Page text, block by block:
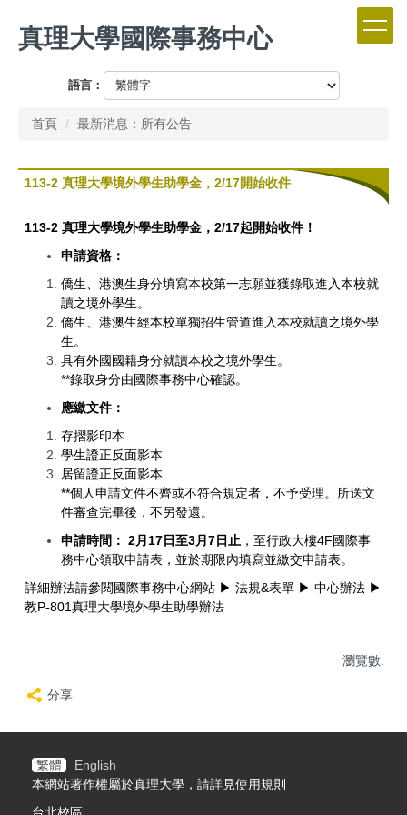
到
主真理大學國際事務中心
語言：
首頁 最新消息：所有公告
113-2 真理大學境外學生助學金，2/17開始收件
113-2 真理大學境外學生助學金，2/17起開始收件！
申請資格：
僑生、港澳生身分填寫本校第一志願並獲錄取進入本校就
讀之境外學生。
僑生、港澳生經本校單獨招生管道進入本校就讀之境外學
生。
具有外國國籍身分就讀本校之境外學生。
**錄取身分由國際事務中心確認。
應繳文件：
存摺影印本
學生證正反面影本
居留證正反面影本
**個人申請文件不齊或不符合規定者，不予受理。所送文
件審查完畢後，不另發還。
申請時間： 2月17日至3月7日止 ，至行政大樓4F國際事
務中心領取申請表，並於期限內填寫並繳交申請表。
詳細辦法請參閱國際事務中心網站 ▶ 法規&表單 ▶ 中心辦法 ▶
教P-801真理大學境外學生助學辦法
瀏覽數:
分享
繁體
English
本網站著作權屬於真理大學，請詳見使用規則
台北校區